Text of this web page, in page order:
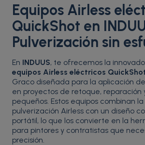
Equipos Airless
QuickShot en
Pulverización sin
En INDUUS, te ofrecemos la
equipos Airless eléctricos
Graco diseñada para la aplicación
en proyectos de retoque, reparación
pequeños. Estos equipos combinan
pulverización Airless con un diseño
portátil, lo que los convierte en la
para pintores y contratistas que
precisión.